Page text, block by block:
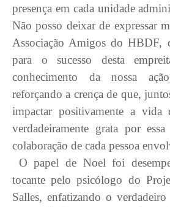
presença em cada unidade
Não posso deixar de expressar
Associação Amigos do
para o sucesso desta
conhecimento da nossa
reforçando a crença de que,
impactar positivamente a vida
verdadeiramente grata por
colaboração de cada pessoa
O papel de Noel foi
tocante pelo psicólogo do
Salles, enfatizando o